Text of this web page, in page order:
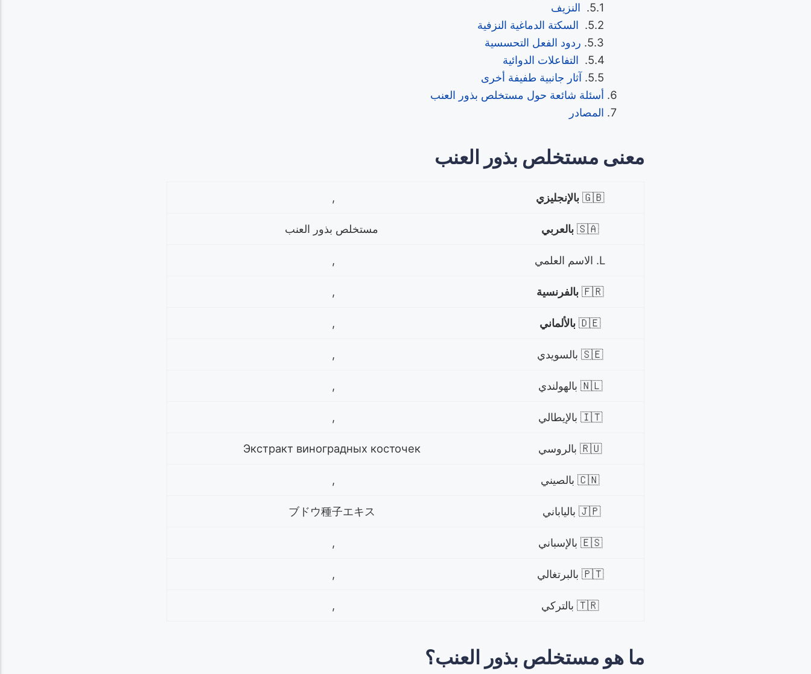
النزيف
السكتة الدماغية النزفية
ردود الفعل التحسسية
التفاعلات الدوائية
آثار جانبية طفيفة أخرى
أسئلة شائعة حول مستخلص بذور العنب
المصادر
معنى مستخلص بذور العنب
🇬🇧 بالإنجليزي ,
🇸🇦 بالعربي مستخلص بذور العنب
L. الاسم العلمي ,
🇫🇷 بالفرنسية ,
🇩🇪 بالألماني ,
🇸🇪 بالسويدي ,
🇳🇱 بالهولندي ,
🇮🇹 بالإيطالي ,
🇷🇺 بالروسي Экстракт виноградных косточек
🇨🇳 بالصيني ,
🇯🇵 بالياباني
🇪🇸 بالإسباني ,
🇵🇹 بالبرتغالي ,
🇹🇷 بالتركي ,
ما هو مستخلص بذور العنب؟